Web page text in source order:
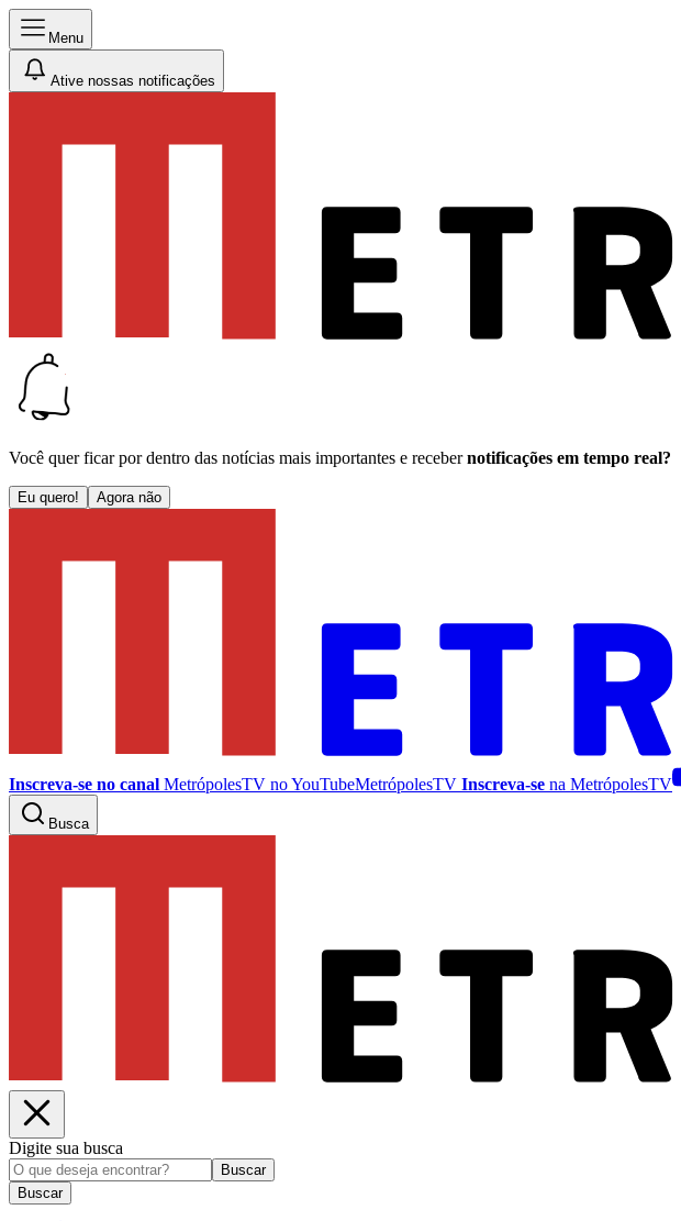
Menu
Ative nossas notificações
Você quer ficar por dentro das notícias mais importantes e receber notificações em tempo real?
Eu quero! Agora não
Inscreva-se no canal MetrópolesTV noYouTubeMetrópolesTV Inscreva-se na MetrópolesTV
Busca
Digite sua busca
Buscar
Buscar